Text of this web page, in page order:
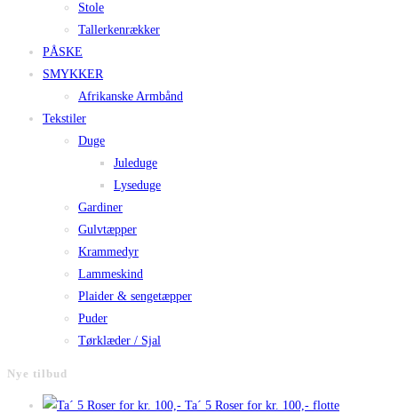
Stole
Tallerkenrækker
PÅSKE
SMYKKER
Afrikanske Armbånd
Tekstiler
Duge
Juleduge
Lyseduge
Gardiner
Gulvtæpper
Krammedyr
Lammeskind
Plaider & sengetæpper
Puder
Tørklæder / Sjal
Nye tilbud
Ta´ 5 Roser for kr. 100,- flotte